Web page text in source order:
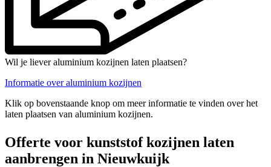
Wil je liever aluminium kozijnen laten plaatsen?
Informatie over aluminium kozijnen
Klik op bovenstaande knop om meer informatie te vinden over het
laten plaatsen van aluminium kozijnen.
Offerte voor kunststof kozijnen laten
aanbrengen in Nieuwkuijk